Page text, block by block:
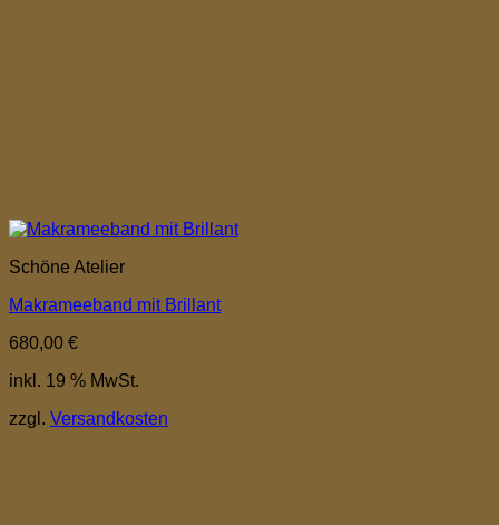
Schöne Atelier
Makrameeband mit Brillant
680,00 €
inkl. 19 % MwSt.
zzgl. Versandkosten